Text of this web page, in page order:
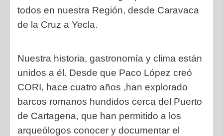
todos en nuestra Región, desde Caravaca
de la Cruz a Yecla.
Nuestra historia, gastronomía y clima están
unidos a él. Desde que Paco López creó
CORI, hace cuatro años ,han explorado
barcos romanos hundidos cerca del Puerto
de Cartagena, que han permitido a los
arqueólogos conocer y documentar el